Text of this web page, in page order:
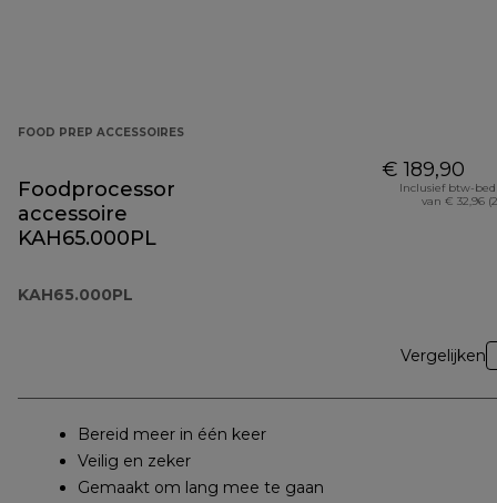
FOOD PREP ACCESSOIRES
Foodprocessor
accessoire
KAH65.000PL
KAH65.000PL
€ 189,90
Inclusief btw-
van € 32,96
Vergelijken
Bereid meer in één keer
Veilig en zeker
Gemaakt om lang mee te gaan